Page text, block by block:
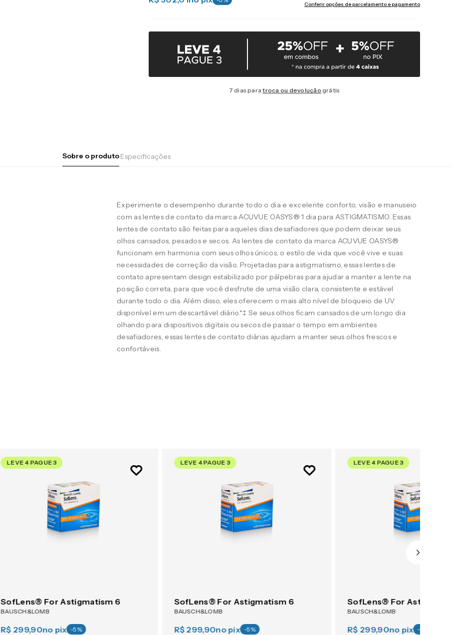
Conferir opções de parcelamento e pagamento
7 dias paratroca ou devolução grátis
Sobre o produtoEspecificações
Experimente o desempenho durante todo o dia e excelente conforto, visão e manuseio
com as lentes de contato da marca ACUVUE OASYS® 1 dia para ASTIGMATISMO. Essas
lentes de contato são feitas para aqueles dias desafiadores que podem deixar seus
olhos cansados, pesados e secos. As lentes de contato da marca ACUVUE OASYS®
funcionam em harmonia com seus olhos únicos, o estilo de vida que você vive e suas
necessidades de correção da visão. Projetadas para astigmatismo, essas lentes de
contato apresentam design estabilizado por pálpebras para ajudar a manter a lente na
posição correta, para que você desfrute de uma visão clara, consistente e estável
durante todo o dia. Além disso, eles oferecem o mais alto nível de bloqueio de UV
disponível em um descartável diário.*‡ Se seus olhos ficam cansados de um longo dia
olhando para dispositivos digitais ou secos de passar o tempo em ambientes
desafiadores, essas lentes de contato diárias ajudam a manter seus olhos frescos e
confortáveis.
LEVE 4 PAGUE 3
SofLens® For Astigmatism 6
BAUSCH&LOMB
R$ 299,90no pix -5%
LEVE 4 PAGUE 3
SofLens® For Astigmatism 6
BAUSCH&LOMB
R$ 299,90no pix -5%
LEVE 4 PAGUE 3
SofLens® For
BAUSCH&LOMB
R$ 299,90no pix -5